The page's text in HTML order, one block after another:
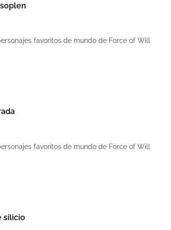
favoritos de mundo de Force of Will
favoritos de mundo de Force of Will
silicio